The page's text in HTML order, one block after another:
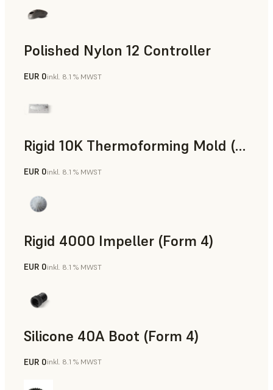
Polished Nylon 12 Controller
SLS-Pulver
EUR 0inkl. 8.1 % MWST
Rigid 10K Thermoforming Mold (Form 4)
Technik
EUR 0inkl. 8.1 % MWST
Rigid 4000 Impeller (Form 4)
Technik
EUR 0inkl. 8.1 % MWST
Silicone 40A Boot (Form 4)
Technik
EUR 0inkl. 8.1 % MWST